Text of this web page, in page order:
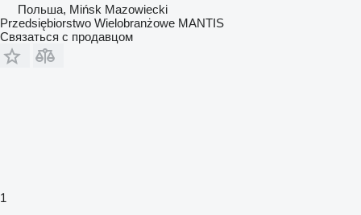
Польша, Mińsk Mazowiecki
Przedsiębiorstwo Wielobranżowe MANTIS
Связаться с продавцом
1